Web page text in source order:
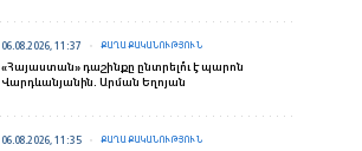
06.08.2026, 11:37 ՔԱՂԱՔԱԿԱՆՈՒԹՅՈՒՆ
«Հայաստան» դաշինքը ընտրելո՞ւ է պարոն
Վարդևանյանին. Արման Եղոյան
06.08.2026, 11:35 ՔԱՂԱՔԱԿԱՆՈՒԹՅՈՒՆ